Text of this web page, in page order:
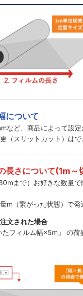
について
など、商品によって設定
（スリットカット）はで
長さについて(1m～
まで）お好きな数量で
m（繋がった状態）で発
文された場合
たフィルム幅×5m」 の荷